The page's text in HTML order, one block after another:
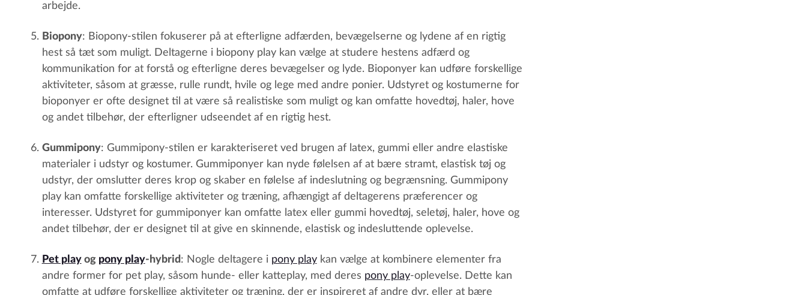
arbejde.
Biopony: Biopony-stilen fokuserer på at efterligne adfærden, bevægelserne og lydene af en rigtig
hest så tæt som muligt. Deltagerne i biopony play kan vælge at studere hestens adfærd og
kommunikation for at forstå og efterligne deres bevægelser og lyde. Bioponyer kan udføre forskellige
aktiviteter, såsom at græsse, rulle rundt, hvile og lege med andre ponier. Udstyret og kostumerne for
bioponyer er ofte designet til at være så realistiske som muligt og kan omfatte hovedtøj, haler, hove
og andet tilbehør, der efterligner udseendet af en rigtig hest.
Gummipony: Gummipony-stilen er karakteriseret ved brugen af latex, gummi eller andre elastiske
materialer i udstyr og kostumer. Gummiponyer kan nyde følelsen af at bære stramt, elastisk tøj og
udstyr, der omslutter deres krop og skaber en følelse af indeslutning og begrænsning. Gummipony
play kan omfatte forskellige aktiviteter og træning, afhængigt af deltagerens præferencer og
interesser. Udstyret for gummiponyer kan omfatte latex eller gummi hovedtøj, seletøj, haler, hove og
andet tilbehør, der er designet til at give en skinnende, elastisk og indesluttende oplevelse.
Pet playog pony play-hybrid: Nogle deltagere i pony playkan vælge at kombinere elementer fra
andre former for pet play, såsom hunde- eller katteplay, med deres pony play-oplevelse. Dette kan
omfatte at udføre forskellige aktiviteter og træning, der er inspireret af andre dyr, eller at bære